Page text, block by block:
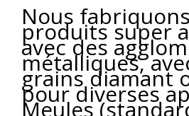
Nous
produits super
avec des
métalliques,
grains diamant
pour diverses
Meules